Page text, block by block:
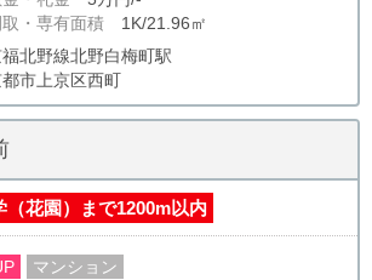
取・専有面積 1K/21.96㎡
北野線北野白梅町駅
市上京区西町
（花園）まで1200m以内
マンション